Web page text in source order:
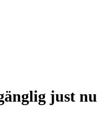
just nu